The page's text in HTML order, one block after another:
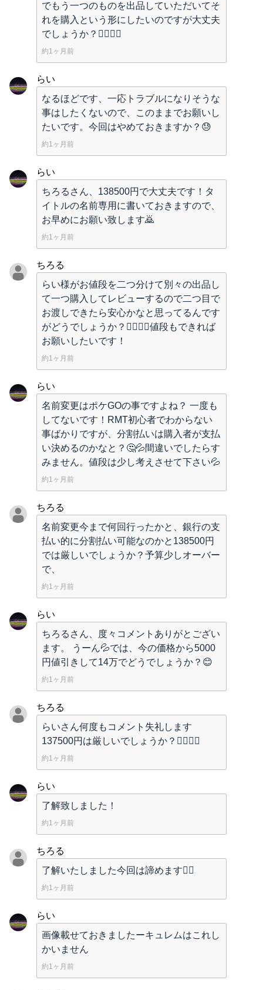
でもう一つのものを出品していただいてそ
れを購入という形にしたいのですが大丈夫
でしょうか？🙇‍♂️🙇‍♂️
約1ヶ月前
らい
なるほどです、一応トラブルになりそうな
事はしたくないので、このままでお願いし
たいです。今回はやめておきますか？😓
約1ヶ月前
らい
ちろるさん、138500円で大丈夫です！タ
イトルの名前専用に書いておきますので、
お早めにお願い致します🙇
約1ヶ月前
ちろる
らい様がお値段を二つ分けて別々の出品し
て一つ購入してレビューするので二つ目で
お渡しできたら安心かなと思ってるんです
がどうでしょうか？🙇‍♂️🙇‍♂️値段もできれば
お願いしたいです！
約1ヶ月前
らい
名前変更はポケGOの事ですよね？ 一度も
してないです！RMT初心者でわからない
事ばかりですが、分割払いは購入者が支払
い決めるのかなと？🤔💦間違いでしたらす
みません。値段は少し考えさせて下さい💦
約1ヶ月前
ちろる
名前変更今まで何回行ったかと、銀行の支
払い的に分割払い可能なのかと138500円
では厳しいでしょうか？予算少しオーバー
で、
約1ヶ月前
らい
ちろるさん、度々コメントありがとござい
ます。 うーん💦では、今の価格から5000
円値引きして14万でどうでしょうか？😊
約1ヶ月前
ちろる
らいさん何度もコメント失礼します
137500円は厳しいでしょうか？🙇‍♂️🙇‍♂️
約1ヶ月前
らい
了解致しました！
約1ヶ月前
ちろる
了解いたしました今回は諦めます🙇‍♂️
約1ヶ月前
らい
画像載せておきましたーキュレムはこれし
かいません
約1ヶ月前